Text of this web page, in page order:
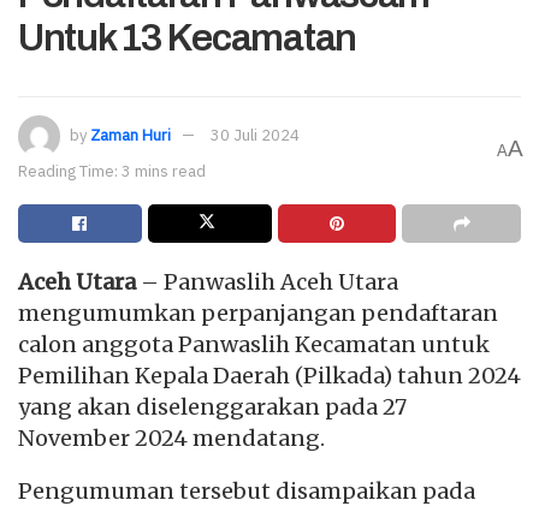
Untuk 13 Kecamatan
by Zaman Huri
30 Juli 2024
Reading Time: 3 mins read
AA
Aceh Utara– Panwaslih Aceh Utara
mengumumkan perpanjangan pendaftaran
calon anggota Panwaslih Kecamatan untuk
Pemilihan Kepala Daerah (Pilkada) tahun 2024
yang akan diselenggarakan pada 27
November 2024 mendatang.
Pengumuman tersebut disampaikan pada